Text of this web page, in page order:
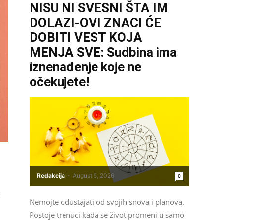
NISU NI SVESNI ŠTA IM
DOLAZI-OVI ZNACI ĆE
DOBITI VEST KOJA
MENJA SVE: Sudbina ima
iznenađenje koje ne
očekujete!
Redakcija - August 5, 2026 0
Nemojte odustajati od svojih snova i planova.
Postoje trenuci kada se život promeni u samo